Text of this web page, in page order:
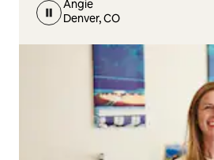
Angie
Denver, CO